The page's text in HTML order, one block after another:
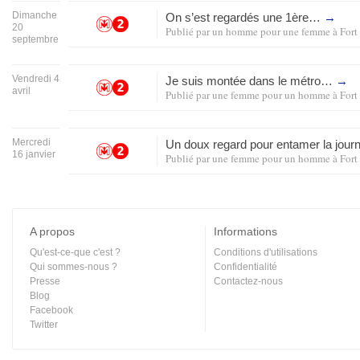
Dimanche
20
septembre
On s’est regardés une 1ère… →
Publié parun homme pour une femme àFort
Vendredi 4
avril
Je suis montée dans le métro… →
Publié parune femme pour un homme àFort
Mercredi
16 janvier
Un doux regard pour entamer la
Publié parune femme pour un homme àFort
A propos
Qu'est-ce-que c'est ?
Qui sommes-nous ?
Presse
Blog
Facebook
Twitter
Informations
Conditions d'utilisations
Confidentialité
Contactez-nous